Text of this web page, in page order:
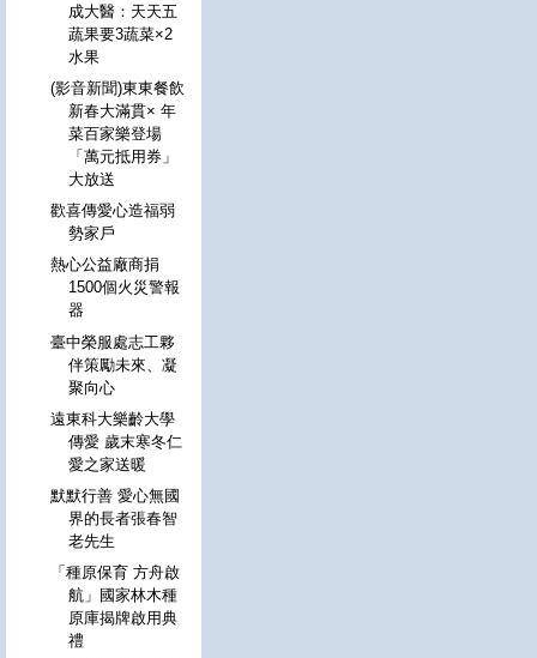
成大醫：天天五
蔬果要3蔬菜×2
水果
(影音新聞)東東餐飲
新春大滿貫× 年
菜百家樂登場
「萬元抵用券」
大放送
歡喜傳愛心造福弱
勢家戶
熱心公益廠商捐
1500個火災警報
器
臺中榮服處志工夥
伴策勵未來、凝
聚向心
遠東科大樂齡大學
傳愛 歲末寒冬仁
愛之家送暖
默默行善 愛心無國
界的長者張春智
老先生
「種原保育 方舟啟
航」國家林木種
原庫揭牌啟用典
禮